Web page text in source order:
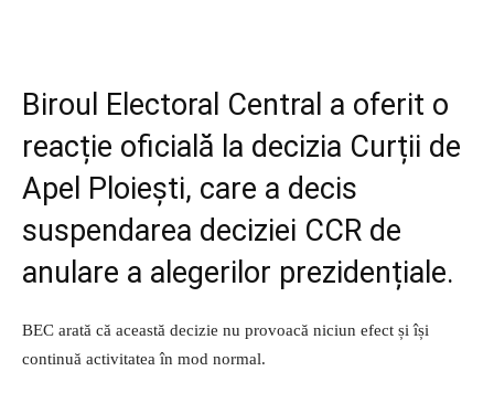
Biroul Electoral Central a oferit o
reacție oficială la decizia Curții de
Apel Ploiești, care a decis
suspendarea deciziei CCR de
anulare a alegerilor prezidențiale.
BEC arată că această decizie nu provoacă niciun efect și își
continuă activitatea în mod normal.